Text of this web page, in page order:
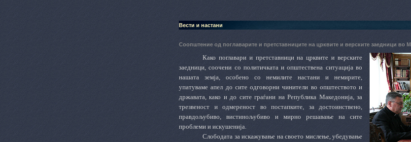
Вести и настани
Соопштение од поглаварите и претставниците на црквите и верските заедници во
Како поглавари и претставници на црквите и верските
заедници, соочени со политичката и општествена ситуација во
нашата земја, особено со немилите настани и немирите,
упатуваме апел до сите одговорни чинители во општеството и
државата, како и до сите граѓани на Република Македонија, за
трезвеност и одмереност во постапките, за достоинствено,
правдољубиво, вистинољубиво и мирно решавање на сите
проблеми и искушенија.
Слободата за искажување на своето мислење, убедување